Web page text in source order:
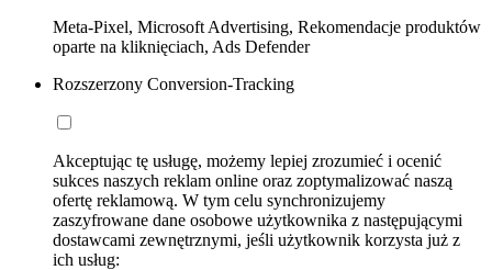
Meta-Pixel, Microsoft Advertising, Rekomendacje produktów
oparte na kliknięciach, Ads Defender
Rozszerzony Conversion-Tracking
Akceptując tę usługę, możemy lepiej zrozumieć i ocenić
sukces naszych reklam online oraz zoptymalizować naszą
ofertę reklamową. W tym celu synchronizujemy
zaszyfrowane dane osobowe użytkownika z następującymi
dostawcami zewnętrznymi, jeśli użytkownik korzysta już z
ich usług: